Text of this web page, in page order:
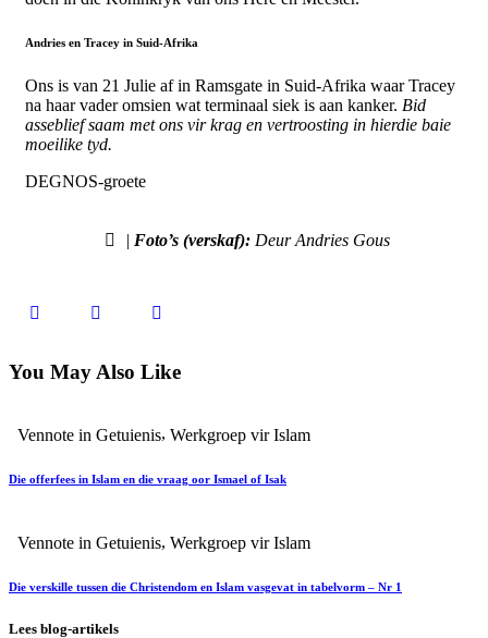
Andries en Tracey in Suid-Afrika
Ons is van 21 Julie af in Ramsgate in Suid-Afrika waar Tracey
na haar vader omsien wat terminaal siek is aan kanker. Bid
asseblief saam met ons vir krag en vertroosting in hierdie baie
moeilike tyd.
DEGNOS-groete
| Foto’s (verskaf): Deur Andries Gous
You May Also Like
Vennote in Getuienis, Werkgroep vir Islam
Die offerfees in Islam en die vraag oor Ismael of Isak
Vennote in Getuienis, Werkgroep vir Islam
Die verskille tussen die Christendom en Islam vasgevat in tabelvorm – Nr 1
Lees blog-artikels